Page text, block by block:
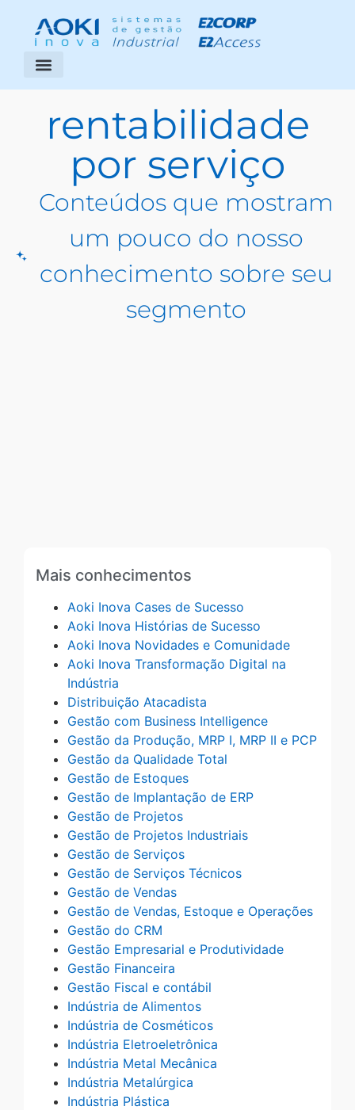
rentabilidade
por serviço
Conteúdos que mostram
um pouco do nosso
conhecimento sobre seu
segmento
Mais conhecimentos
Aoki Inova Cases de Sucesso
Aoki Inova Histórias de Sucesso
Aoki Inova Novidades e Comunidade
Aoki Inova Transformação Digital na
Indústria
Distribuição Atacadista
Gestão com Business Intelligence
Gestão da Produção, MRP I, MRP II e PCP
Gestão da Qualidade Total
Gestão de Estoques
Gestão de Implantação de ERP
Gestão de Projetos
Gestão de Projetos Industriais
Gestão de Serviços
Gestão de Serviços Técnicos
Gestão de Vendas
Gestão de Vendas, Estoque e Operações
Gestão do CRM
Gestão Empresarial e Produtividade
Gestão Financeira
Gestão Fiscal e contábil
Indústria de Alimentos
Indústria de Cosméticos
Indústria Eletroeletrônica
Indústria Metal Mecânica
Indústria Metalúrgica
Indústria Plástica